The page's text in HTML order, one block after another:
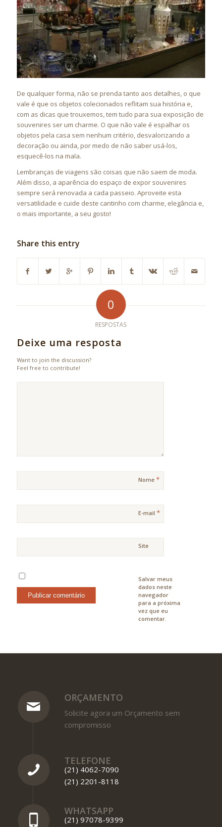
De qualquer forma, não se prenda tanto aos detalhes, o que
vale é que os objetos colecionados reflitam sua história e,
com as dicas que trouxemos, tem tudo para sua exposição de
souvenires ser um charme. O que não vale é espalhar os
objetos pela casa sem nenhum critério, desvalorizando a
decoração ou ainda, por medo de não saber usá-los,
esquecê-los na mala.
Lembranças de viagens são coisas que não saem de moda.
Além disso, a aparência do espaço de expor souvenires
sempre será renovada a cada passeio. Aproveite esta
versatilidade e cuide deste cantinho com charme, elegância e,
o mais importante, a seu gosto!
Share this entry
0
RESPOSTAS
Deixe uma resposta
Want to join the discussion?
Feel free to contribute!
Nome *
E-mail *
Site
Salvar meus
dados neste
navegador
para a próxima
vez que eu
comentar.
ORÇAMENTO
Solicite agora um Orçamento sem
compromisso
TELEFONE
(21) 4062-7090
(21) 2201-8118
WHATSAPP
(21) 97078-9399